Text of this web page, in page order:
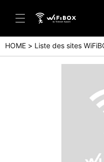
Aide/Contactez-nous
Centre d'aide
HOME Liste des sites